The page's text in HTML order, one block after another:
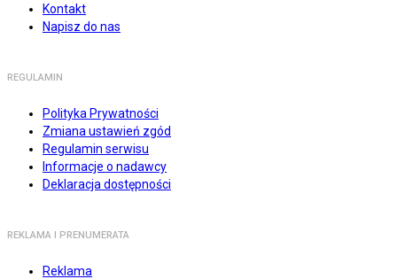
Kontakt
Napisz do nas
REGULAMIN
Polityka Prywatności
Zmiana ustawień zgód
Regulamin serwisu
Informacje o nadawcy
Deklaracja dostępności
REKLAMA I PRENUMERATA
Reklama